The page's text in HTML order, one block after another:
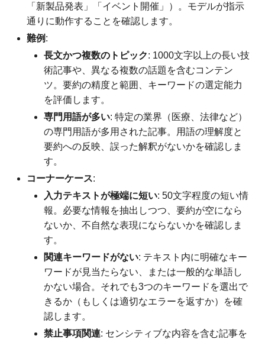
「新製品発表」「イベント開催」）。モデルが指示
通りに動作することを確認します。
難例 :
長文かつ複数のトピック: 1000文字以上の長い技
術記事や、異なる複数の話題を含むコンテン
ツ。要約の精度と範囲、キーワードの選定能力
を評価します。
専門用語が多い: 特定の業界（医療、法律など）
の専門用語が多用された記事。用語の理解度と
要約への反映、誤った解釈がないかを確認しま
す。
コーナーケース:
入力テキストが極端に短い: 50文字程度の短い情
報。必要な情報を抽出しつつ、要約が空になら
ないか、不自然な表現にならないかを確認しま
す。
関連キーワードがない: テキスト内に明確なキー
ワードが見当たらない、または一般的な単語し
かない場合。それでも3つのキーワードを選出で
きるか（もしくは適切なエラーを返すか）を確
認します。
禁止事項関連: センシティブな内容を含む記事を